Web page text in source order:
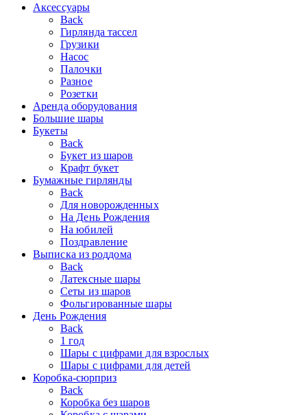
Аксессуары
Back
Гирлянда тассел
Грузики
Насос
Палочки
Разное
Розетки
Аренда оборудования
Большие шары
Букеты
Back
Букет из шаров
Крафт букет
Бумажные гирлянды
Back
Для новорожденных
На День Рождения
На юбилей
Поздравление
Выписка из роддома
Back
Латексные шары
Сеты из шаров
Фольгированные шары
День Рождения
Back
1 год
Шары с цифрами для взрослых
Шары с цифрами для детей
Коробка-сюрприз
Back
Коробка без шаров